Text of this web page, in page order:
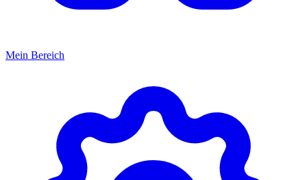
Mein Bereich